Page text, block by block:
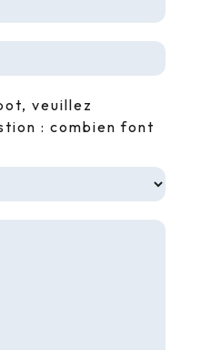
veuillez
: combien font